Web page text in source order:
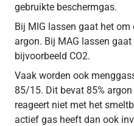
gebruikte beschermgas.
Bij MIG lassen gaat het om
argon. Bij MAG lassen
bijvoorbeeld CO2.
Vaak worden ook
85/15. Dit bevat 85% argon
reageert niet met het
actief gas heeft dan ook